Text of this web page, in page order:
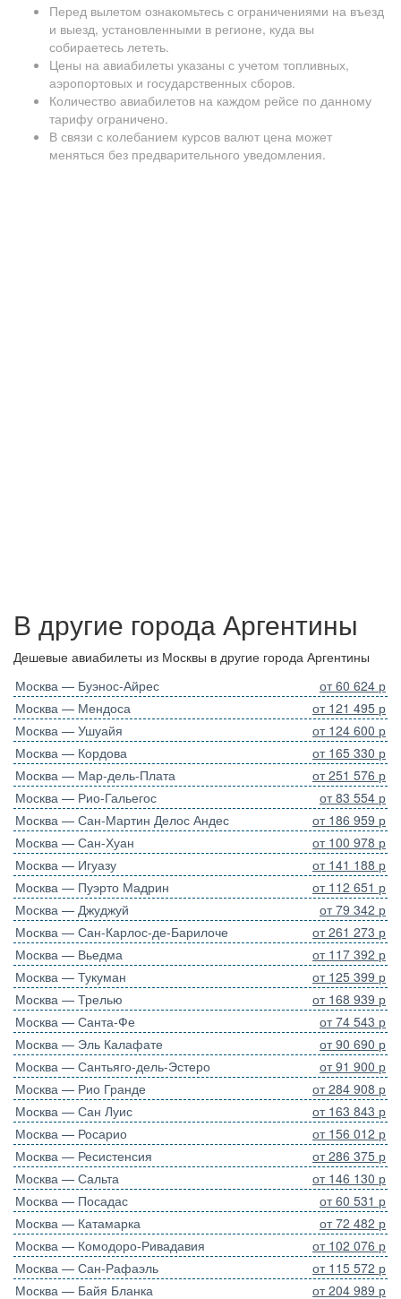
Перед вылетом ознакомьтесь с ограничениями на въезд
и выезд, установленными в регионе, куда вы
собираетесь лететь.
Цены на авиабилеты указаны с учетом топливных,
аэропортовых и государственных сборов.
Количество авиабилетов на каждом рейсе по данному
тарифу ограничено.
В связи с колебанием курсов валют цена может
меняться без предварительного уведомления.
В другие города Аргентины
Дешевые авиабилеты из Москвы в другие города Аргентины
Москва — Буэнос-Айрес
от 60 624 р
Москва — Мендоса
от 121 495 р
Москва — Ушуайя
от 124 600 р
Москва — Кордова
от 165 330 р
Москва — Мар-дель-Плата
от 251 576 р
Москва — Рио-Гальегос
от 83 554 р
Москва — Сан-Мартин Делос Андес
от 186 959 р
Москва — Сан-Хуан
от 100 978 р
Москва — Игуазу
от 141 188 р
Москва — Пуэрто Мадрин
от 112 651 р
Москва — Джуджуй
от 79 342 р
Москва — Сан-Карлос-де-Барилоче
от 261 273 р
Москва — Вьедма
от 117 392 р
Москва — Тукуман
от 125 399 р
Москва — Трелью
от 168 939 р
Москва — Санта-Фе
от 74 543 р
Москва — Эль Калафате
от 90 690 р
Москва — Сантьяго-дель-Эстеро
от 91 900 р
Москва — Рио Гранде
от 284 908 р
Москва — Сан Луис
от 163 843 р
Москва — Росарио
от 156 012 р
Москва — Ресистенсия
от 286 375 р
Москва — Сальта
от 146 130 р
Москва — Посадас
от 60 531 р
Москва — Катамарка
от 72 482 р
Москва — Комодоро-Ривадавия
от 102 076 р
Москва — Сан-Рафаэль
от 115 572 р
Москва — Байя Бланка
от 204 989 р